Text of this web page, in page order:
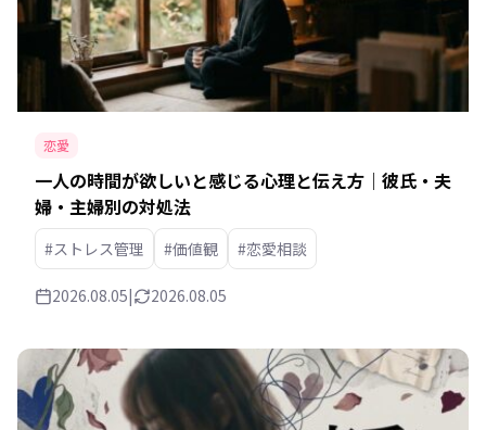
恋愛
一人の時間が欲しいと感じる心理と伝え方｜彼氏・夫
婦・主婦別の対処法
#ストレス管理 #価値観 #恋愛相談
2026.08.05| 2026.08.05